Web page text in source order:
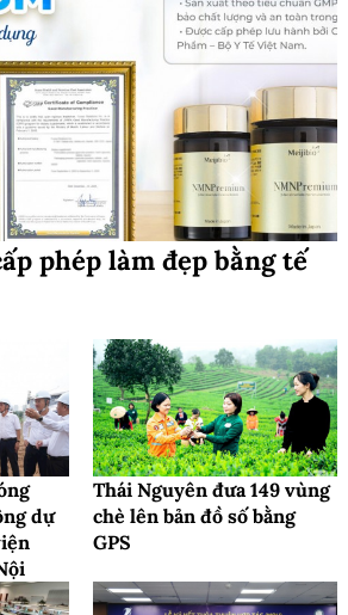
phép làm đẹp bằng tế
dự
Thái Nguyên đưa 149 vùng
chè lên bản đồ số bằng
GPS